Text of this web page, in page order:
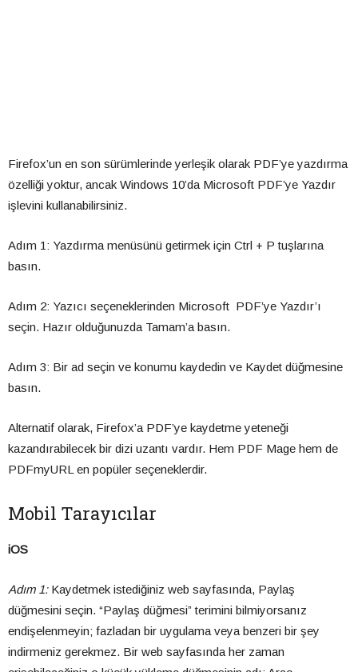
Firefox’un en son sürümlerinde yerleşik olarak PDF’ye yazdırma
özelliği yoktur, ancak Windows 10’da Microsoft PDF’ye Yazdır
işlevini kullanabilirsiniz.
Adım 1: Yazdırma menüsünü getirmek için Ctrl + P tuşlarına
basın.
Adım 2: Yazıcı seçeneklerinden Microsoft PDF’ye Yazdır’ı
seçin. Hazır olduğunuzda Tamam’a basın.
Adım 3: Bir ad seçin ve konumu kaydedin ve Kaydet düğmesine
basın.
Alternatif olarak, Firefox’a PDF’ye kaydetme yeteneği
kazandırabilecek bir dizi uzantı vardır. Hem PDF Mage hem de
PDFmyURL en popüler seçeneklerdir.
Mobil Tarayıcılar
iOS
Adım 1:Kaydetmek istediğiniz web sayfasında, Paylaş
düğmesini seçin. “Paylaş düğmesi” terimini bilmiyorsanız
endişelenmeyin; fazladan bir uygulama veya benzeri bir şey
indirmeniz gerekmez. Bir web sayfasında her zaman